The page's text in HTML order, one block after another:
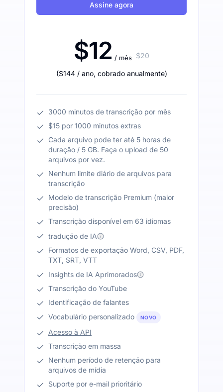
Assine agora
$12 / mês $20
($144 / ano, cobrado anualmente)
3000 minutos de transcrição por mês
$15 por 1000 minutos extras
Cada arquivo pode ter até 5 horas de
duração / 5 GB. Faça o upload de 50
arquivos por vez.
Nenhum limite diário de arquivos para
transcrição
Modelo de transcrição Premium (maior
precisão)
Transcrição disponível em 63 idiomas
tradução de IA
Formatos de exportação Word, CSV, PDF,
TXT, SRT, VTT
Insights de IA Aprimorados
Transcrição do YouTube
Identificação de falantes
Vocabulário personalizado
NOVO
Acesso à API
Transcrição em massa
Nenhum período de retenção para
arquivos de mídia
Suporte por e-mail prioritário